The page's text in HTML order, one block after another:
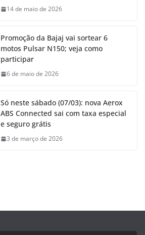
14 de maio de 2026
Promoção da Bajaj vai sortear 6
motos Pulsar N150; veja como
participar
6 de maio de 2026
Só neste sábado (07/03): nova Aerox
ABS Connected sai com taxa especial
e seguro grátis
3 de março de 2026